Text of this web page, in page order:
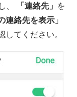
、 「連絡先」 を
連絡先を表示」
てください。